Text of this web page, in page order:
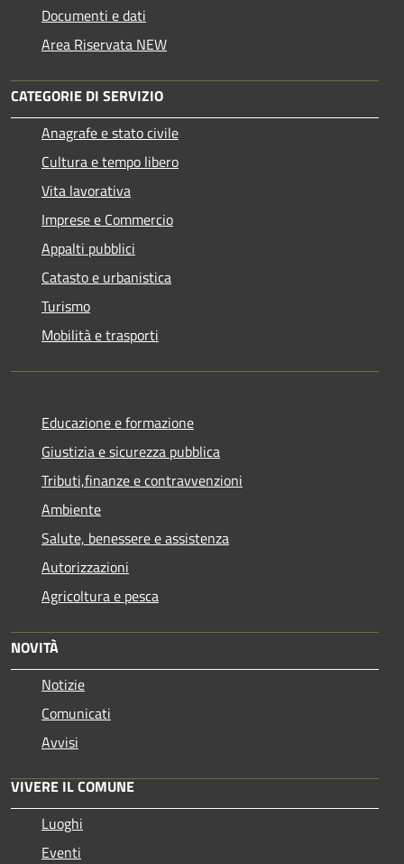
Documenti e dati
Area Riservata NEW
CATEGORIE DI SERVIZIO
Anagrafe e stato civile
Cultura e tempo libero
Vita lavorativa
Imprese e Commercio
Appalti pubblici
Catasto e urbanistica
Turismo
Mobilità e trasporti
Educazione e formazione
Giustizia e sicurezza pubblica
Tributi,finanze e contravvenzioni
Ambiente
Salute, benessere e assistenza
Autorizzazioni
Agricoltura e pesca
NOVITÀ
Notizie
Comunicati
Avvisi
VIVERE IL COMUNE
Luoghi
Eventi